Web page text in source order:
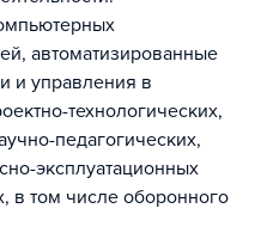
автоматизированные
и управления в
технологических,
педагогических,
эксплуатационных
в том числе оборонного